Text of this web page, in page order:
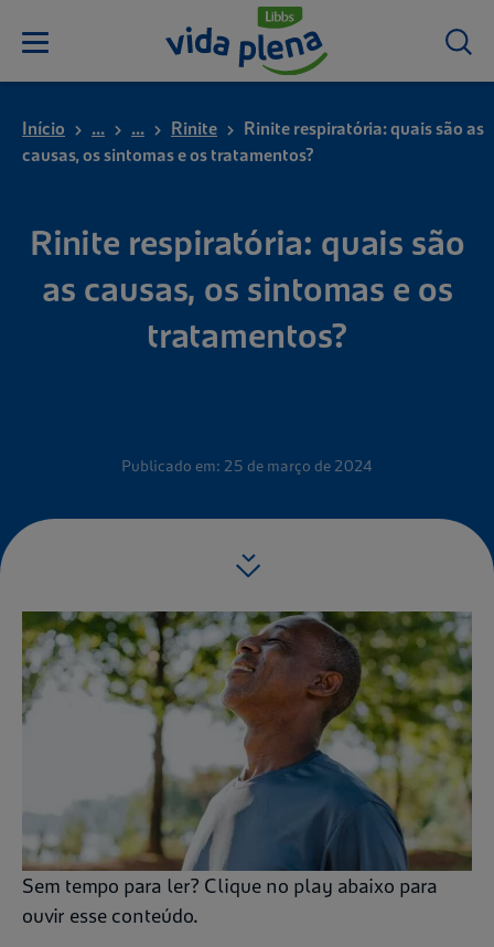
Início ... ... Rinite
Rinite respiratória: quais são as
causas, os sintomas e os tratamentos?
Rinite respiratória: quais são
as causas, os sintomas e os
tratamentos?
Publicado em: 25 de março de 2024
Sem tempo para ler? Clique no play abaixo para
ouvir esse conteúdo.